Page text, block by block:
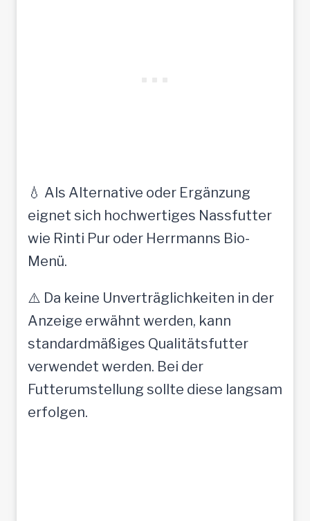
💧 Als Alternative oder Ergänzung
eignet sich hochwertiges Nassfutter
wie Rinti Pur oder Herrmanns Bio-
Menü.
⚠️ Da keine Unverträglichkeiten in der
Anzeige erwähnt werden, kann
standardmäßiges Qualitätsfutter
verwendet werden. Bei der
Futterumstellung sollte diese langsam
erfolgen.